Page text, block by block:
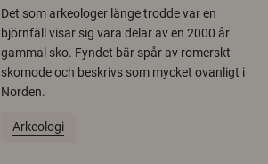
Det som arkeologer länge trodde var en
björnfäll visar sig vara delar av en 2000 år
gammal sko. Fyndet bär spår av romerskt
skomode och beskrivs som mycket ovanligt i
Norden.
Arkeologi